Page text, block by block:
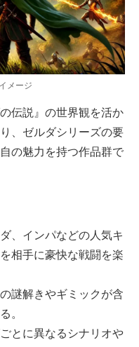
メージ
伝説』の世界観を活か
、ゼルダシリーズの要
の魅力を持つ作品群で
、インパなどの人気キ
相手に豪快な戦闘を楽
謎解きやギミックが含
。
とに異なるシナリオや